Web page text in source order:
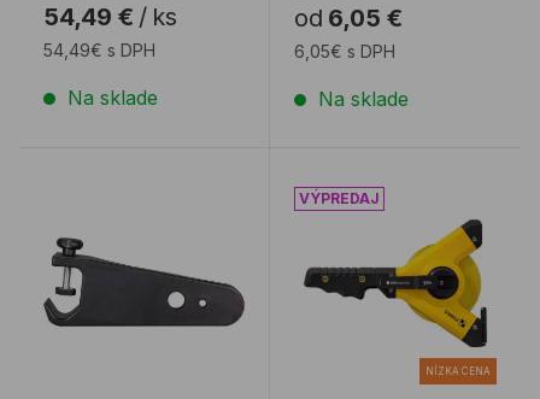
a zdvíhacím stĺpikom ...
54,49 € / ks
54,49€ s DPH
Na sklade
meter spoľahlivým
pracovným ...
od 6,05 €
6,05€ s DPH
Na sklade
Meracie pásmo STABILA
NÍZKA CENA